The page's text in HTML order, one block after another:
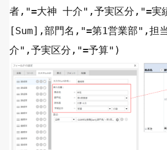
者, "=大神 十介" ,予実区分, "=実
[Sum],部門名, "=第1営業部" ,担
介" ,予実区分, "=予算" )